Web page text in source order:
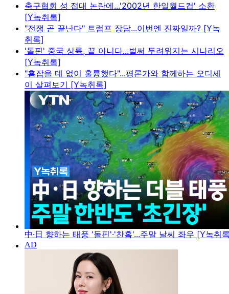
축구협회 성 접대 논란에...'2002년 한일월드컵' 소환
[Y녹취록]
"전쟁 곧 끝난다" 트럼프 장담...이번엔 진짜일까? [Y녹
취록]
'돌핀' 중국 상륙, 끝 아니다...벌써 두려워지는 시나리오
[Y녹취록]
"흠잡을 데 없이 훌륭했다"...평론가와 함께하는 오디세
이 살펴보기 [Y녹취록]
中·日 향하는 태풍 '돌핀'·'찬홈'...주말 날씨 좌우 [Y녹취